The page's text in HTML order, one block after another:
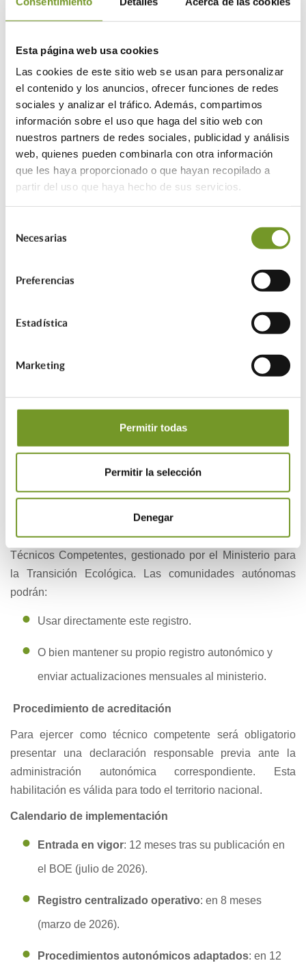
Esta página web usa cookies
Las cookies de este sitio web se usan para personalizar
el contenido y los anuncios, ofrecer funciones de redes
sociales y analizar el tráfico. Además, compartimos
información sobre el uso que haga del sitio web con
nuestros partners de redes sociales, publicidad y análisis
web, quienes pueden combinarla con otra información
que les haya proporcionado o que hayan recopilado a
partir del uso que haya hecho de sus servicios.
Necesarias
Preferencias
Estadística
Marketing
Permitir todas
Permitir la selección
Denegar
formación).
3. Técnicos de FP o certificados profesionales:
Formación profesional de grado superior o
Certificados de Profesionalidad que incluyan
contenidos específicos de eficiencia energética.
directamente
: conocimientos básicos de energía,
tramitación y ayudas públicas.
La superación de estos módulos tiene validez nacional, sin
Se crea el Registro Administrativo Centralizado de
Técnicos Competentes, gestionado por el Ministerio para
la Transición Ecológica. Las comunidades autónomas
podrán:
Usar directamente este registro.
O bien mantener su propio registro autonómico y
enviar actualizaciones mensuales al ministerio.
Procedimiento de acreditación
Para ejercer como técnico competente será obligatorio
presentar una declaración responsable previa ante la
administración autonómica correspondiente. Esta
habilitación es válida para todo el territorio nacional.
Calendario de implementación
Entrada en vigor: 12 meses tras su publicación en
el BOE (julio de 2026).
Registro centralizado operativo: en 8 meses
(marzo de 2026).
Procedimientos autonómicos adaptados: en 12